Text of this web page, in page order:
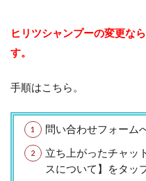
ヒリツシャンプーの変更な
す。
手順はこちら。
問い合わせフォーム
立ち上がったチャッ
スについて】をタッ